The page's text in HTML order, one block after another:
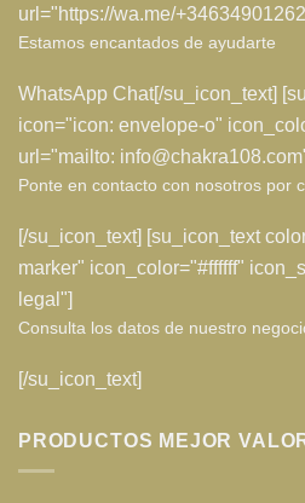
url="https://wa.me/
Estamos encantados de ayudarte
WhatsApp Chat[/su_icon_text]
icon="icon: envelope-o"
url="mailto:
Ponte en contacto con nosotros por
[/su_icon_text] [su_icon_text
marker" icon_color="#ffffff"
legal"]
Consulta los datos de nuestro
[/su_icon_text]
PRODUCTOS MEJOR